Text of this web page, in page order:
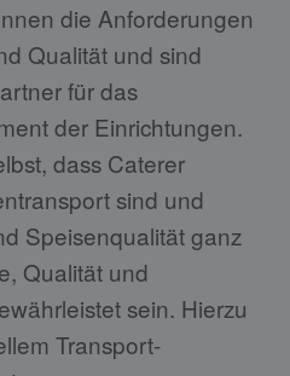
die Anforderungen
Qualität und sind
für das
der Einrichtungen.
dass Caterer
sind und
Speisenqualität ganz
Qualität und
sein. Hierzu
Transport-